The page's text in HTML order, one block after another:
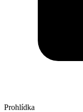
Prohlídka